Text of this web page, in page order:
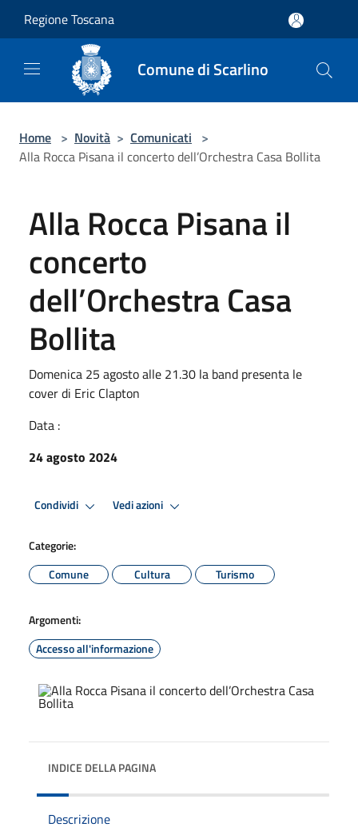
Regione Toscana
Comune di Scarlino
Home > Novità > Comunicati >
Alla Rocca Pisana il concerto dell’Orchestra Casa Bollita
Alla Rocca Pisana il
concerto
dell’Orchestra Casa
Bollita
Domenica 25 agosto alle 21.30 la band presenta le
cover di Eric Clapton
Data :
24 agosto 2024
Condividi Vedi azioni
Categorie:
Comune
Cultura Turismo
Argomenti:
Accesso all'informazione
INDICE DELLA PAGINA
Descrizione